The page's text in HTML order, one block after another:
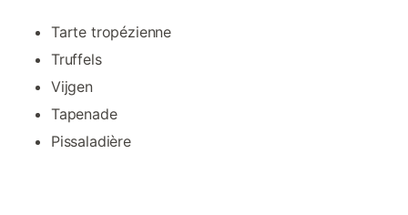
Tarte tropézienne
Truffels
Vijgen
Tapenade
Pissaladière